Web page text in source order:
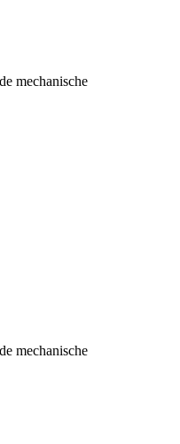
mechanische
mechanische